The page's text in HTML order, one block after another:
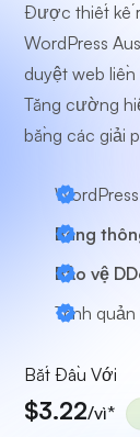
Được thiết kế
WordPress
duyệt web
Tăng cường
bằng các giải
WordPress
Băng
Bảo vệ
Trình
Bắt Đầu Với
$3.22/vì*